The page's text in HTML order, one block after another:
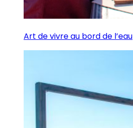
Art de vivre au bord de l’eau